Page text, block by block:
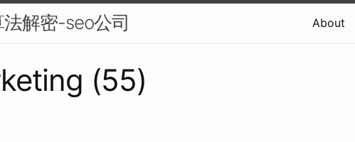
解密-seo公司 About
(55)